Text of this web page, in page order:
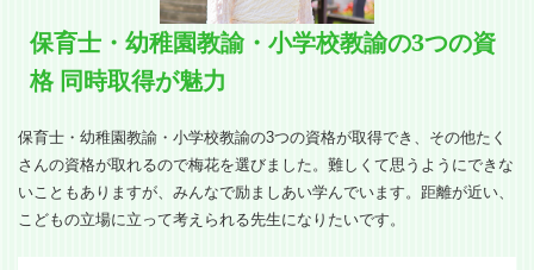
保育士・幼稚園教諭・小学校教諭の3つの資
格 同時取得が魅力
保育士・幼稚園教諭・小学校教諭の3つの資格が取得でき、その他たく
さんの資格が取れるので梅花を選びました。難しくて思うようにできな
いこともありますが、みんなで励ましあい学んでいます。距離が近い、
こどもの立場に立って考えられる先生になりたいです。